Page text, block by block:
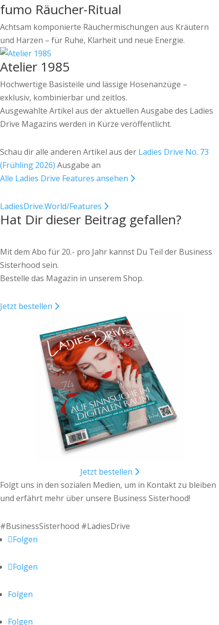
fumo Räucher-Ritual
Achtsam komponierte Räuchermischungen aus Kräutern
und Harzen – für Ruhe, Klarheit und neue Energie.
Atelier 1985
Hochwertige Basisteile und lässige Hosenanzüge –
exklusiv, kombinierbar und zeitlos.
Ausgewählte Artikel aus der aktuellen Ausgabe des Ladies
Drive Magazins werden in Kürze veröffentlicht.
Schau dir alle anderen Artikel aus der Ladies Drive No. 73
(Frühling 2026) Ausgabe an
Alle Ladies Drive Features ansehen
LadiesDrive.World/Features
Hat Dir dieser Beitrag gefallen?
Mit dem Abo für 20.- pro Jahr kannst Du Teil der Business
Sisterhood sein.
Bestelle das Magazin in unserem Shop.
Jetzt bestellen
Jetzt bestellen
Folgt uns in den sozialen Medien, um in Kontakt zu bleiben
und erfährt mehr über unsere Business Sisterhood!
#BusinessSisterhood #LadiesDrive
Folgen
Folgen
Folgen
Folgen